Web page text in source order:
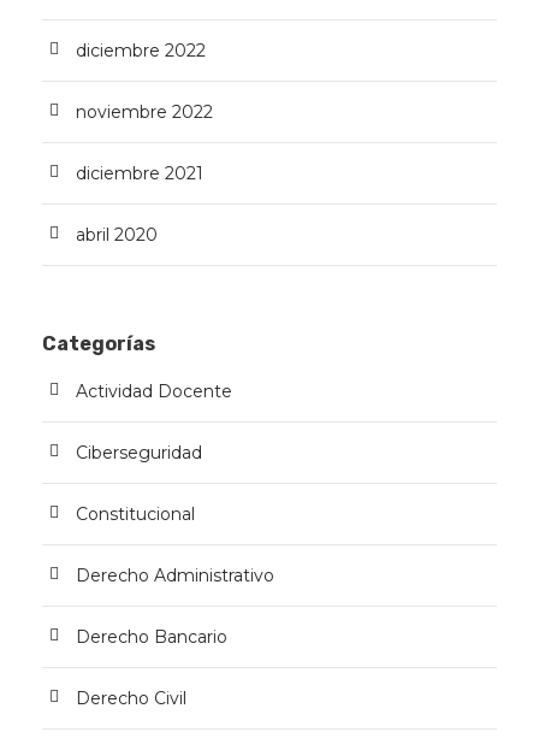
diciembre 2022
noviembre 2022
diciembre 2021
abril 2020
Categorías
Actividad Docente
Ciberseguridad
Constitucional
Derecho Administrativo
Derecho Bancario
Derecho Civil